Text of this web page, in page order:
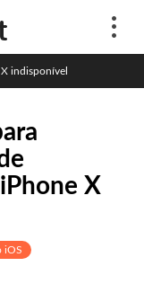
indisponível
X
iOS